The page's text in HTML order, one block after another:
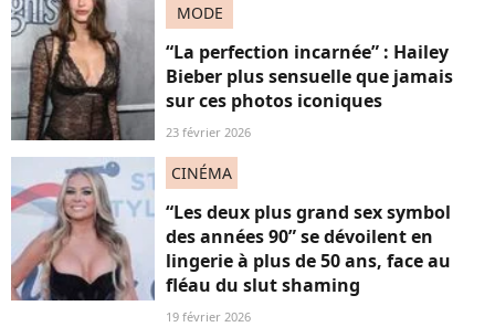
MODE
“La perfection incarnée” : Hailey
Bieber plus sensuelle que jamais
sur ces photos iconiques
23 février 2026
CINÉMA
“Les deux plus grand sex symbol
des années 90” se dévoilent en
lingerie à plus de 50 ans, face au
fléau du slut shaming
19 février 2026